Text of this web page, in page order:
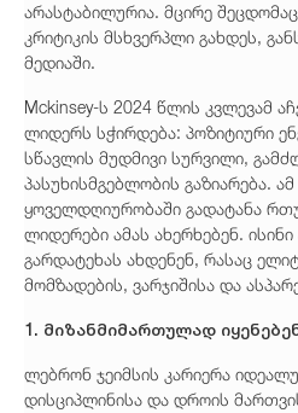
არასტაბილურია. მცირე
კრიტიკის მსხვერპლი გახდეს,
მედიაში.
Mckinsey-ს 2024 წლის კვლევამ
ლიდერს სჭირდება: პოზიტიური
სწავლის მუდმივი სურვილი,
პასუხისმგებლობის გაზიარება.
ყოველდღიურობაში გადატანა
ლიდერები ამას ახერხებენ.
გარდატეხას ახდენენ, რასაც
მომზადების, ვარჯიშისა და
1. მიზანმიმართულად
ლებრონ ჯეიმსის კარიერა
დისციპლინისა და დროის